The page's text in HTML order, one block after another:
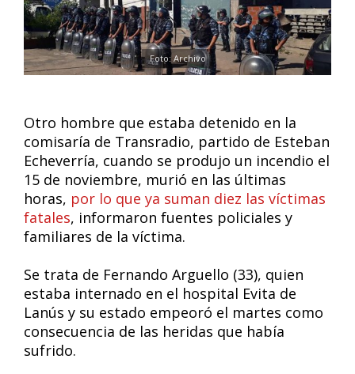
Foto: Archivo
Otro hombre que estaba detenido en la
comisaría de Transradio, partido de Esteban
Echeverría, cuando se produjo un incendio el
15 de noviembre, murió en las últimas
horas, por lo que ya suman diez las víctimas
fatales, informaron fuentes policiales y
familiares de la víctima.
Se trata de Fernando Arguello (33), quien
estaba internado en el hospital Evita de
Lanús y su estado empeoró el martes como
consecuencia de las heridas que había
sufrido.